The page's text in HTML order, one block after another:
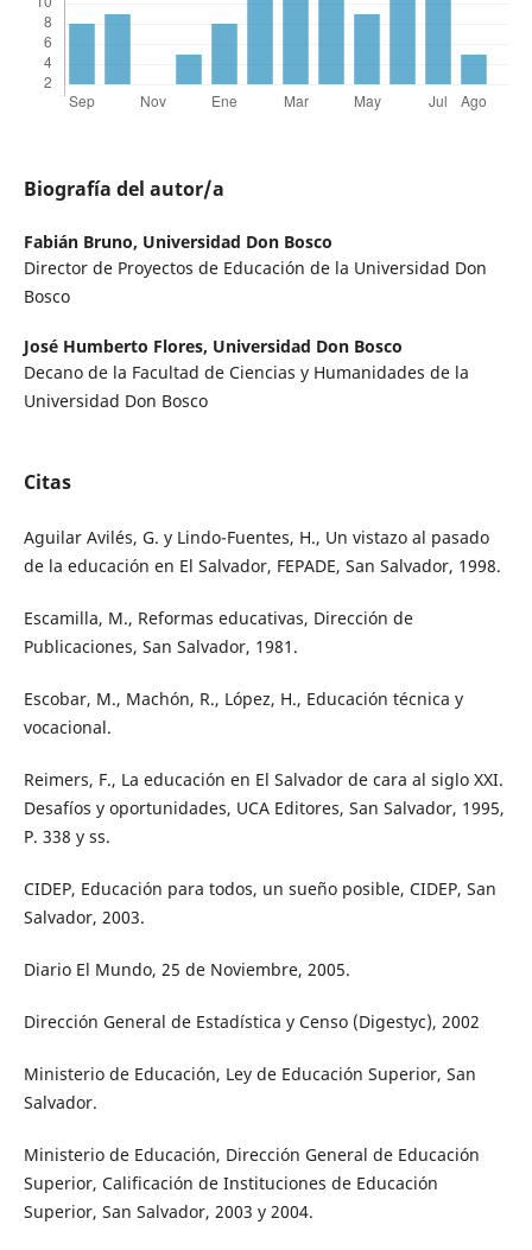
Biografía del autor/a
Fabián Bruno, Universidad Don Bosco
Director de Proyectos de Educación de la Universidad Don
Bosco
José Humberto Flores, Universidad Don Bosco
Decano de la Facultad de Ciencias y Humanidades de la
Universidad Don Bosco
Citas
Aguilar Avilés, G. y Lindo-Fuentes, H., Un vistazo al pasado
de la educación en El Salvador, FEPADE, San Salvador, 1998.
Escamilla, M., Reformas educativas, Dirección de
Publicaciones, San Salvador, 1981.
Escobar, M., Machón, R., López, H., Educación técnica y
vocacional.
Reimers, F., La educación en El Salvador de cara al siglo XXI.
Desafíos y oportunidades, UCA Editores, San Salvador, 1995,
P. 338 y ss.
CIDEP, Educación para todos, un sueño posible, CIDEP, San
Salvador, 2003.
Diario El Mundo, 25 de Noviembre, 2005.
Dirección General de Estadística y Censo (Digestyc), 2002
Ministerio de Educación, Ley de Educación Superior, San
Salvador.
Ministerio de Educación, Dirección General de Educación
Superior, Calificación de Instituciones de Educación
Superior, San Salvador, 2003 y 2004.